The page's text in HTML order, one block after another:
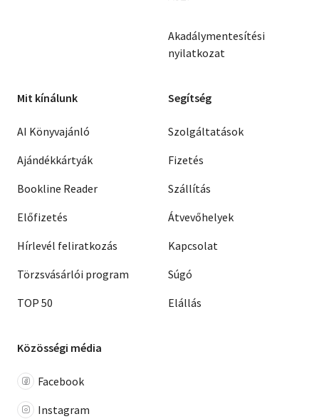
Akadálymentesítési
nyilatkozat
Mit kínálunk
AI Könyvajánló
Ajándékkártyák
Bookline Reader
Előfizetés
Hírlevél feliratkozás
Törzsvásárlói program
TOP 50
Segítség
Szolgáltatások
Fizetés
Szállítás
Átvevőhelyek
Kapcsolat
Súgó
Elállás
Közösségi média
Facebook
Instagram